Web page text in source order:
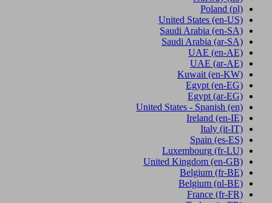
Poland (pl)
United States (en-US)
Saudi Arabia (en-SA)
Saudi Arabia (ar-SA)
UAE (en-AE)
UAE (ar-AE)
Kuwait (en-KW)
Egypt (en-EG)
Egypt (ar-EG)
United States - Spanish (en)
Ireland (en-IE)
Italy (it-IT)
Spain (es-ES)
Luxembourg (fr-LU)
United Kingdom (en-GB)
Belgium (fr-BE)
Belgium (nl-BE)
France (fr-FR)